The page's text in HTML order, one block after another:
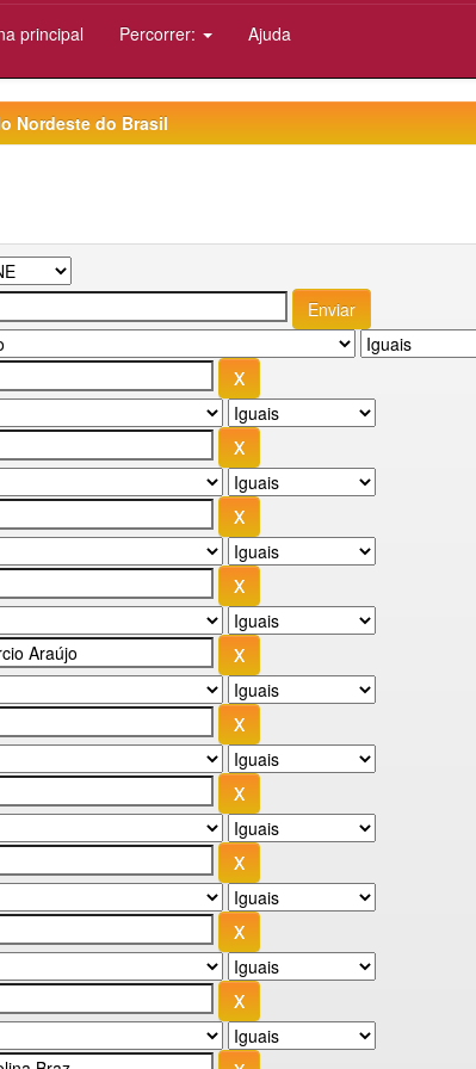
principal Percorrer: Ajuda
Nordeste do Brasil